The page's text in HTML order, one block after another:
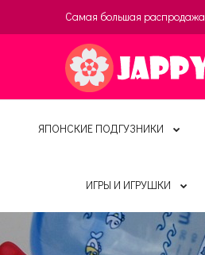
Самая большая распродажа
ЯПОНСКИЕ ПОДГУЗНИКИ
ИГРЫ И ИГРУШКИ